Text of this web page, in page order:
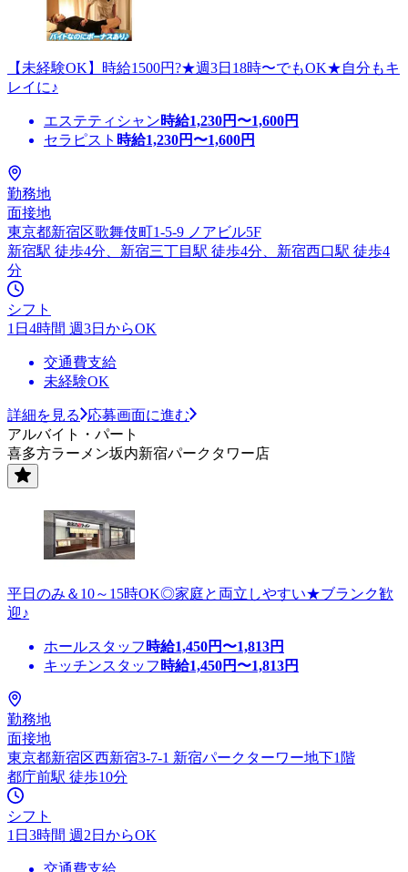
【未経験OK】時給1500円?★週3日18時〜でもOK★自分もキ
レイに♪
エステティシャン時給1,230円〜1,600円
セラピスト 時給1,230円〜1,600円
勤務地
面接地
東京都新宿区歌舞伎町1-5-9 ノアビル5F
新宿駅 徒歩4分、新宿三丁目駅 徒歩4分、新宿西口駅 徒歩4
分
シフト
1日4時間 週3日からOK
交通費支給
未経験OK
詳細を見る
応募画面に進む
アルバイト・パート
喜多方ラーメン坂内新宿パークタワー店
平日のみ＆10～15時OK◎家庭と両立しやすい★ブランク歓
迎♪
ホールスタッフ 時給1,450円〜1,813円
キッチンスタッフ 時給1,450円〜1,813円
勤務地
面接地
東京都新宿区西新宿3-7-1 新宿パークターワー地下1階
都庁前駅 徒歩10分
シフト
1日3時間 週2日からOK
交通費支給